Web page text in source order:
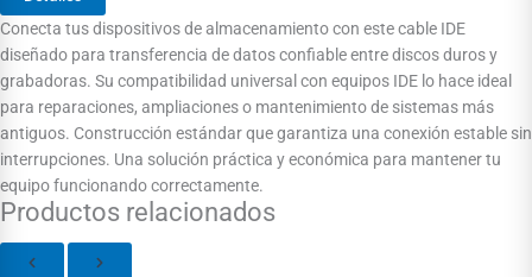
Conecta tus dispositivos de almacenamiento con este cable IDE
diseñado para transferencia de datos confiable entre discos duros y
grabadoras. Su compatibilidad universal con equipos IDE lo hace ideal
para reparaciones, ampliaciones o mantenimiento de sistemas más
antiguos. Construcción estándar que garantiza una conexión estable sin
interrupciones. Una solución práctica y económica para mantener tu
equipo funcionando correctamente.
Productos relacionados